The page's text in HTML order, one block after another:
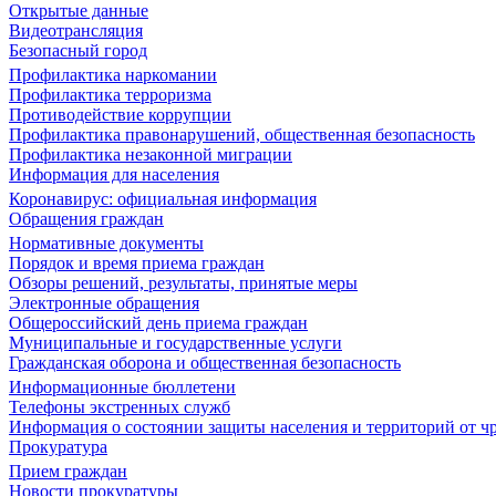
Открытые данные
Видеотрансляция
Безопасный город
Профилактика наркомании
Профилактика терроризма
Противодействие коррупции
Профилактика правонарушений, общественная безопасность
Профилактика незаконной миграции
Информация для населения
Коронавирус: официальная информация
Обращения граждан
Нормативные документы
Порядок и время приема граждан
Обзоры решений, результаты, принятые меры
Электронные обращения
Общероссийский день приема граждан
Муниципальные и государственные услуги
Гражданская оборона и общественная безопасность
Информационные бюллетени
Телефоны экстренных служб
Информация о состоянии защиты населения и территорий от
Прокуратура
Прием граждан
Новости прокуратуры